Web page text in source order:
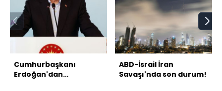
Cumhurbaşkanı
Erdoğan'dan
ABD-İsrail İran
Savaşı'nda son durum!